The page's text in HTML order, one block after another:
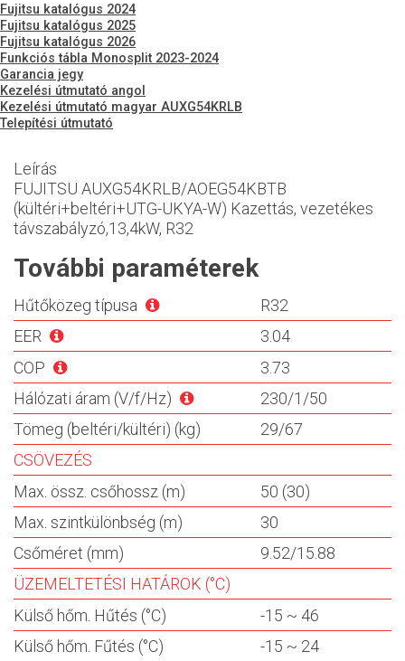
Fujitsu katalógus 2024
Fujitsu katalógus 2025
Fujitsu katalógus 2026
Funkciós tábla Monosplit 2023-2024
Garancia jegy
Kezelési útmutató angol
Kezelési útmutató magyar AUXG54KRLB
Telepítési útmutató
Leírás
FUJITSU AUXG54KRLB/AOEG54KBTB
(kültéri+beltéri+UTG-UKYA-W) Kazettás, vezetékes
távszabályzó,13,4kW, R32
További paraméterek
Hűtőközeg típusa
R32
EER
3.04
COP
3.73
Hálózati áram (V/f/Hz)
230/1/50
Tömeg (beltéri/kültéri) (kg)
29/67
CSÖVEZÉS
Max. össz. csőhossz (m)
50 (30)
Max. szintkülönbség (m)
30
Csőméret (mm)
9.52/15.88
ÜZEMELTETÉSI HATÁROK (°C)
Külső hőm. Hűtés (°C)
-15 ~ 46
Külső hőm. Fűtés (°C)
-15 ~ 24